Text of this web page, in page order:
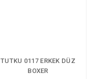
TUTKU 0117 ERKEK DÜZ
BOXER